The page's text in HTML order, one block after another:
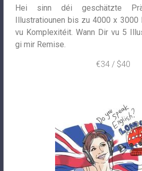
Hei sinn déi geschätzte
Illustratiounen bis zu 4000 x
vu Komplexitéit. Wann Dir vu 5
gi mir Remise.
€34 / $40